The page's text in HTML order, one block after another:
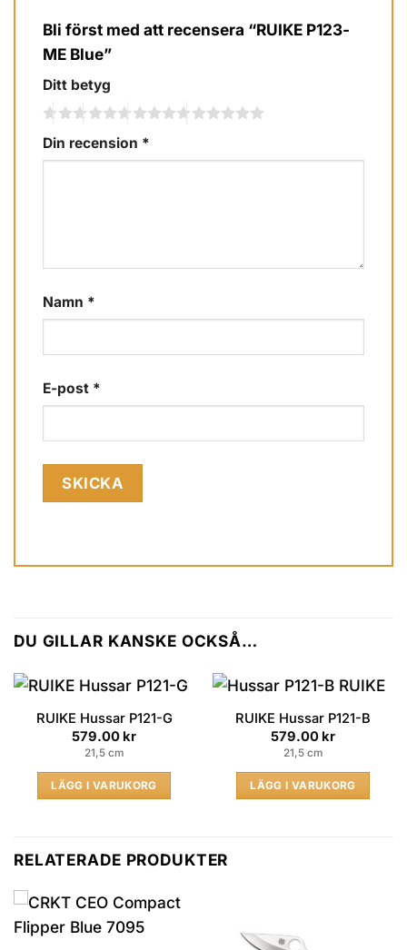
Bli först med att recensera “RUIKE P123-
ME Blue”
Ditt betyg
Din recension *
Namn *
E-post *
DU GILLAR KANSKE OCKSÅ…
RUIKE Hussar P121-G
579.00 kr
21,5 cm
LÄGG I VARUKORG
RUIKE Hussar P121-B
579.00 kr
21,5 cm
LÄGG I VARUKORG
RELATERADE PRODUKTER